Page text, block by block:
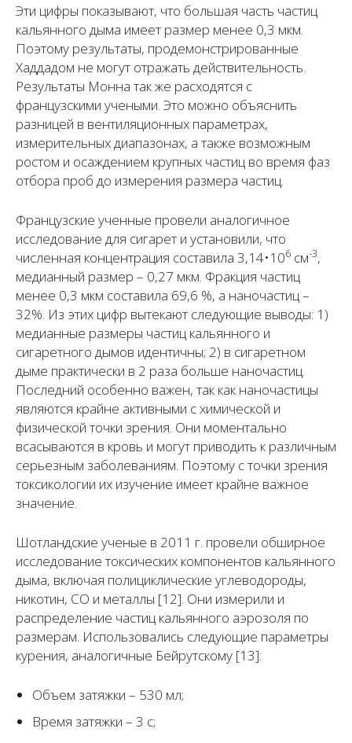
Эти цифры показывают, что большая часть частиц
кальянного дыма имеет размер менее 0,3 мкм.
Поэтому результаты, продемонстрированные
Хаддадом не могут отражать действительность.
Результаты Монна так же расходятся с
французскими учеными. Это можно объяснить
разницей в вентиляционных параметрах,
измерительных диапазонах, а также возможным
ростом и осаждением крупных частиц во время фаз
отбора проб до измерения размера частиц.
Французские ученные провели аналогичное
исследование для сигарет и установили, что
численная концентрация составила 3,14•106 см-3,
медианный размер – 0,27 мкм. Фракция частиц
менее 0,3 мкм составила 69,6 %, а наночастиц –
32%. Из этих цифр вытекают следующие выводы: 1)
медианные размеры частиц кальянного и
сигаретного дымов идентичны; 2) в сигаретном
дыме практически в 2 раза больше наночастиц.
Последний особенно важен, так как наночастицы
являются крайне активными с химической и
физической точки зрения. Они моментально
всасываются в кровь и могут приводить к различным
серьезным заболеваниям. Поэтому с точки зрения
токсикологии их изучение имеет крайне важное
значение.
Шотландские ученые в 2011 г. провели обширное
исследование токсических компонентов кальянного
дыма, включая полициклические углеводороды,
никотин, СО и металлы [12]. Они измерили и
распределение частиц кальянного аэрозоля по
размерам. Использовались следующие параметры
курения, аналогичные Бейрутскому [13]:
Объем затяжки – 530 мл;
Время затяжки – 3 с;